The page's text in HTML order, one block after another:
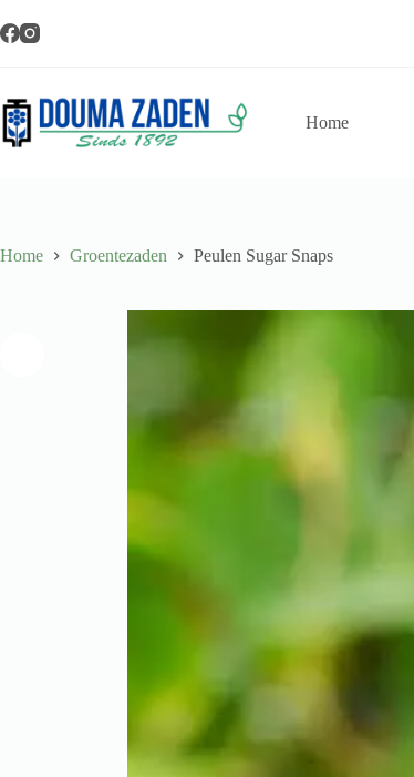
naar
de
Home
Home Groentezaden Peulen Sugar Snaps